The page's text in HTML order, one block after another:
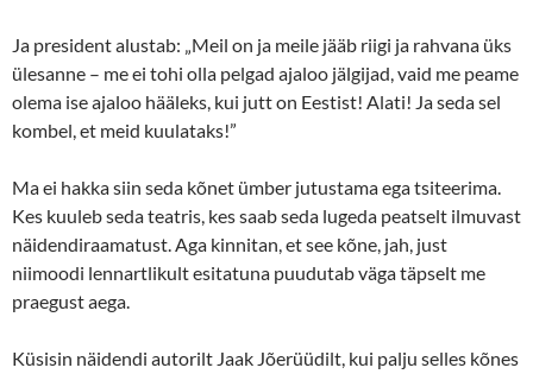
Ja president alustab: „Meil on ja meile jääb riigi ja rahvana üks
ülesanne – me ei tohi olla pelgad ajaloo jälgijad, vaid me peame
olema ise ajaloo hääleks, kui jutt on Eestist! Alati! Ja seda sel
kombel, et meid kuulataks!”
Ma ei hakka siin seda kõnet ümber jutustama ega tsiteerima.
Kes kuuleb seda teatris, kes saab seda lugeda peatselt ilmuvast
näidendiraamatust. Aga kinnitan, et see kõne, jah, just
niimoodi lennartlikult esitatuna puudutab väga täpselt me
praegust aega.
Küsisin näidendi autorilt Jaak Jõerüüdilt, kui palju selles kõnes